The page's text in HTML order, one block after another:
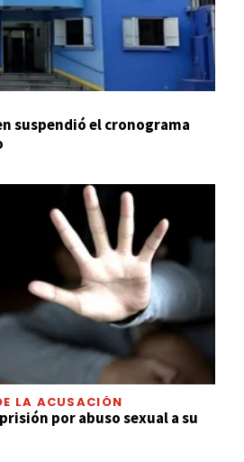
suspendió el cronograma
LA ACUSACIÓN
por abuso sexual a su